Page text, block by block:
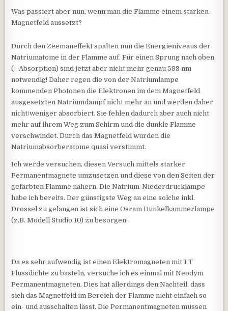
Was passiert aber nun, wenn man die Flamme einem starken
Magnetfeld aussetzt?
Durch den Zeemaneffekt spalten nun die Energieniveaus der
Natriumatome in der Flamme auf. Für einen Sprung nach oben
(= Absorption) sind jetzt aber nicht mehr genau 589 nm
notwendig! Daher regen die von der Natriumlampe
kommenden Photonen die Elektronen im dem Magnetfeld
ausgesetzten Natriumdampf nicht mehr an und werden daher
nicht/weniger absorbiert. Sie fehlen dadurch aber auch nicht
mehr auf ihrem Weg zum Schirm und die dunkle Flamme
verschwindet. Durch das Magnetfeld wurden die
Natriumabsorberatome quasi verstimmt.
Ich werde versuchen, diesen Versuch mittels starker
Permanentmagnete umzusetzen und diese von den Seiten der
gefärbten Flamme nähern. Die Natrium-Niederdrucklampe
habe ich bereits. Der günstigste Weg an eine solche inkl.
Drossel zu gelangen ist sich eine Osram Dunkelkammerlampe
(z.B. Modell Studio 10) zu besorgen:
Da es sehr aufwendig ist einen Elektromagneten mit 1 T
Flussdichte zu basteln, versuche ich es einmal mit Neodym
Permanentmagneten. Dies hat allerdings den Nachteil, dass
sich das Magnetfeld im Bereich der Flamme nicht einfach so
ein- und ausschalten lässt. Die Permanentmagneten müssen